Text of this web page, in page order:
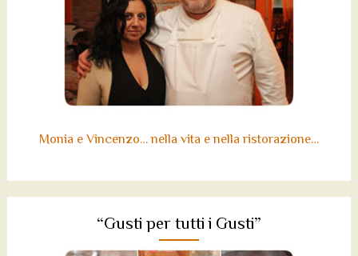
Monia e Vincenzo… nella vita e nella ristorazione…
“Gusti per tutti i Gusti”